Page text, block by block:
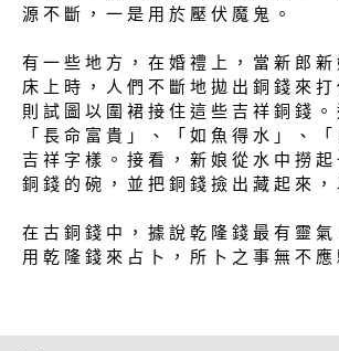
源 不 斷 ， 一 是 用 於 壓 伏 魔 鬼 。
有 一 些 地 方 ， 在 婚 禮 上 ， 當 新 郎 新
床 上 時 ， 人 們 不 斷 地 拋 出 銅 錢 來 打
則 試 圖 以 圍 裙 接 住 這 些 吉 祥 銅 錢 。
「 長 命 富 貴 」 、 「 如 魚 得 水 」 、
吉 祥 字 樣 。 接 看 ， 新 娘 從 水 中 撈 起
銅 錢 的 碗 ， 並 把 銅 錢 撿 出 藏 起 來 ，
在 古 銅 錢 中 ， 據 說 乾 隆 錢 最 有 靈 氣
用 乾 隆 錢 來 占 卜 ， 所 卜 之 事 無 不 應